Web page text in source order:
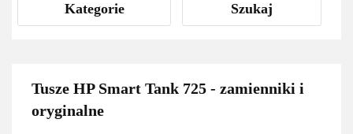
Kategorie Szukaj
Tusze HP Smart Tank 725 - zamienniki i
oryginalne